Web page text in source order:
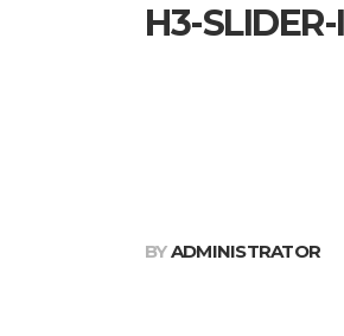
H3-
BYADMINISTRATOR